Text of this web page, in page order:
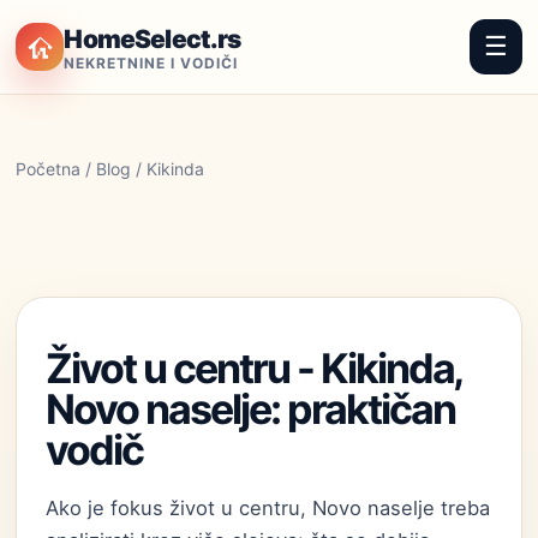
HomeSelect.rs
NEKRETNINE I VODIČI
☰
Početna / Blog / Kikinda
Život u centru - Kikinda,
Novo naselje: praktičan
vodič
Ako je fokus život u centru, Novo naselje treba